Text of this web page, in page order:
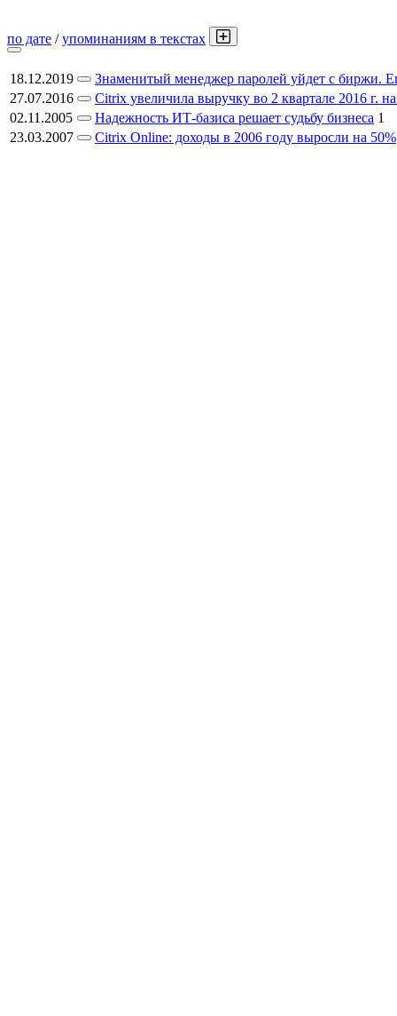
по дате /упоминаниям в текстах
18.12.2019
Знаменитый менеджер паролей уйдет с биржи.
27.07.2016
Citrix увеличила выручку во 2 квартале 2016 г.
02.11.2005
Надежность ИТ-базиса решает судьбу бизнеса 1
23.03.2007
Citrix Online: доходы в 2006 году выросли на 50%